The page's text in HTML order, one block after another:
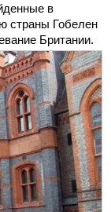
в
страны Гобелен
Британии.